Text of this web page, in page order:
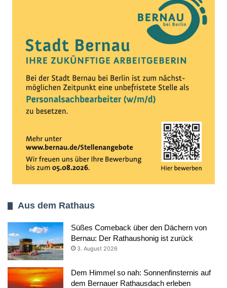
Aus dem Rathaus
Süßes Comeback über den Dächern von
Bernau: Der Rathaushonig ist zurück
3. August 2026
Dem Himmel so nah: Sonnenfinsternis auf
dem Bernauer Rathausdach erleben